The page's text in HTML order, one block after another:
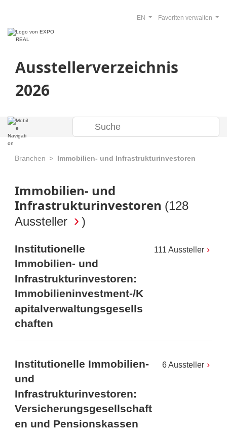
Ausstellerverzeichnis
2026
Favoriten verwalten
EN
Branchen Immobilien- und Infrastrukturinvestoren
Immobilien- und
Infrastrukturinvestoren (128
Aussteller
)
Institutionelle
Immobilien- und
Infrastrukturinvestoren:
Immobilieninvestment-/K
apitalverwaltungsgesells
chaften
111 Aussteller
Institutionelle Immobilien-
und
Infrastrukturinvestoren:
Versicherungsgesellschaft
en und Pensionskassen
6 Aussteller